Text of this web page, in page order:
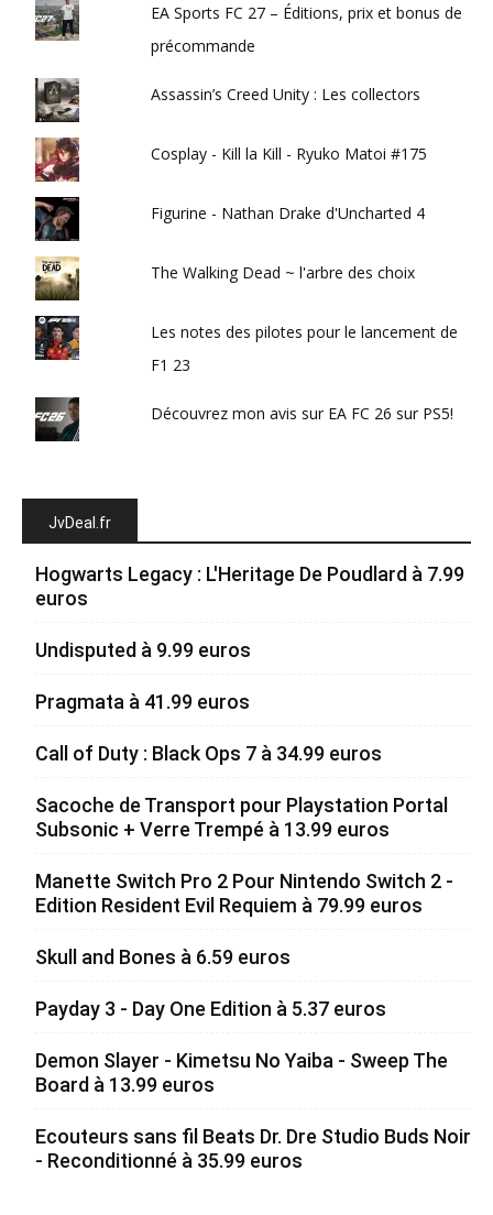
EA Sports FC 27 – Éditions, prix et bonus de
précommande
Assassin’s Creed Unity : Les collectors
Cosplay - Kill la Kill - Ryuko Matoi #175
Figurine - Nathan Drake d'Uncharted 4
The Walking Dead ~ l'arbre des choix
Les notes des pilotes pour le lancement de
F1 23
Découvrez mon avis sur EA FC 26 sur PS5!
JvDeal.fr
Hogwarts Legacy : L'Heritage De Poudlard à 7.99
euros
Undisputed à 9.99 euros
Pragmata à 41.99 euros
Call of Duty : Black Ops 7 à 34.99 euros
Sacoche de Transport pour Playstation Portal
Subsonic + Verre Trempé à 13.99 euros
Manette Switch Pro 2 Pour Nintendo Switch 2 -
Edition Resident Evil Requiem à 79.99 euros
Skull and Bones à 6.59 euros
Payday 3 - Day One Edition à 5.37 euros
Demon Slayer - Kimetsu No Yaiba - Sweep The
Board à 13.99 euros
Ecouteurs sans fil Beats Dr. Dre Studio Buds Noir
- Reconditionné à 35.99 euros